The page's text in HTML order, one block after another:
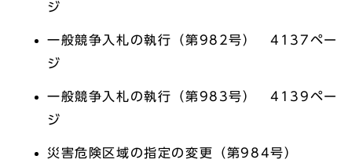
ジ
一般競争入札の執行（第982号） 4137ペー
ジ
一般競争入札の執行（第983号） 4139ペー
ジ
災害危険区域の指定の変更（第984号）